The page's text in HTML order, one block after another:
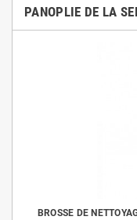
PANOPLIE DE LA
BROSSE DE